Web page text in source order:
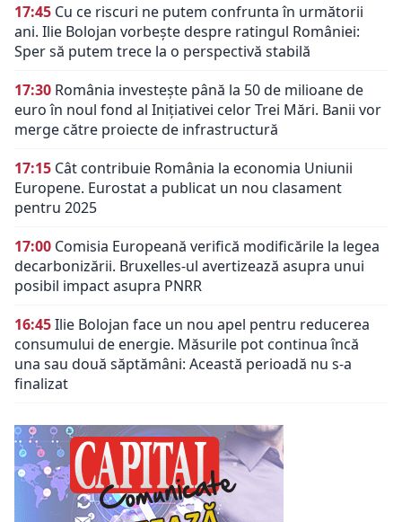
17:45 Cu ce riscuri ne putem confrunta în următorii
ani. Ilie Bolojan vorbește despre ratingul României:
Sper să putem trece la o perspectivă stabilă
17:30 România investește până la 50 de milioane de
euro în noul fond al Inițiativei celor Trei Mări. Banii vor
merge către proiecte de infrastructură
17:15 Cât contribuie România la economia Uniunii
Europene. Eurostat a publicat un nou clasament
pentru 2025
17:00 Comisia Europeană verifică modificările la legea
decarbonizării. Bruxelles-ul avertizează asupra unui
posibil impact asupra PNRR
16:45Ilie Bolojan face un nou apel pentru reducerea
consumului de energie. Măsurile pot continua încă
una sau două săptămâni: Această perioadă nu s-a
finalizat